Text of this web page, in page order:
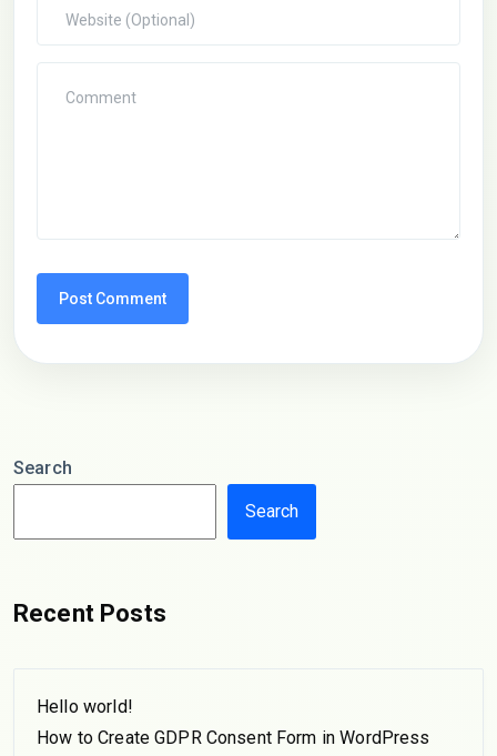
Search
Search
Recent Posts
Hello world!
How to Create GDPR Consent Form in WordPress